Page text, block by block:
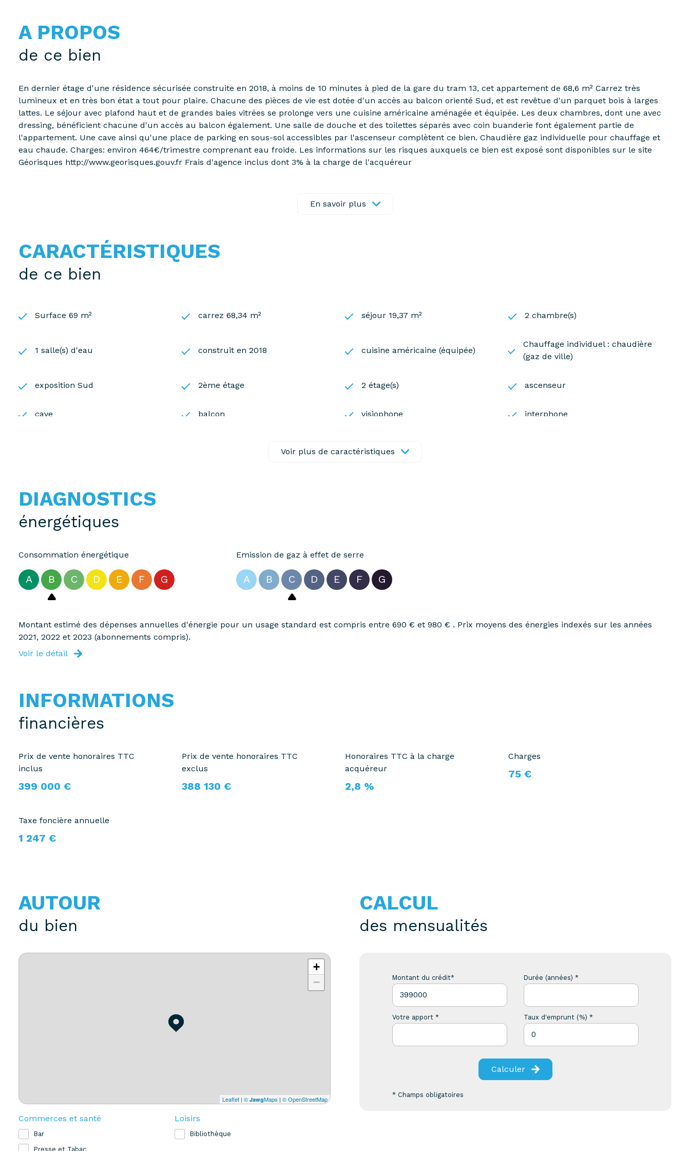
A PROPOS
de ce bien
En dernier étage d'une résidence sécurisée construite en 2018, à moins de 10 minutes à pied de la gare du tram 13, cet appartement de 68,6 m² Carrez très
lumineux et en très bon état a tout pour plaire. Chacune des pièces de vie est dotée d'un accès au balcon orienté Sud, et est revêtue d'un parquet bois à larges
lattes. Le séjour avec plafond haut et de grandes baies vitrées se prolonge vers une cuisine américaine aménagée et équipée. Les deux chambres, dont une avec
dressing, bénéficient chacune d'un accès au balcon également. Une salle de douche et des toilettes séparés avec coin buanderie font également partie de
l'appartement. Une cave ainsi qu'une place de parking en sous-sol accessibles par l'ascenseur complètent ce bien. Chaudière gaz individuelle pour chauffage et
eau chaude. Charges: environ 464€/trimestre comprenant eau froide. Les informations sur les risques auxquels ce bien est exposé sont disponibles sur le site
Géorisques http://www.georisques.gouv.fr Frais d'agence inclus dont 3% à la charge de l'acquéreur
En savoir plus
CARACTÉRISTIQUES
de ce bien
Surface 69 m² carrez 68,34 m² séjour 19,37 m² 2 chambre(s)
1 salle(s) d'eau construit en 2018 cuisine américaine (équipée)
Chauffage individuel : chaudière
(gaz de ville)
exposition Sud 2ème étage 2 étage(s) ascenseur
cave balcon visiophone interphone
Voir plus de caractéristiques
DIAGNOSTICS
énergétiques
Consommation énergétique
A B C D E F G
Emission de gaz à effet de serre
A B C D E F G
Montant estimé des dépenses annuelles d'énergie pour un usage standard est compris entre 690 € et 980 € . Prix moyens des énergies indexés sur les années
2021, 2022 et 2023 (abonnements compris).
Voir le détail
INFORMATIONS
financières
Prix de vente honoraires TTC
inclus
399 000 €
Prix de vente honoraires TTC
exclus
388 130 €
Honoraires TTC à la charge
acquéreur
2,8 %
Charges
75 €
Taxe foncière annuelle
1 247 €
AUTOUR
du bien
+
−
Leaflet | © JawgMaps | © OpenStreetMap
Commerces et santé
Bar
Presse et Tabac
Loisirs
Bibliothèque
CALCUL
des mensualités
Montant du crédit* Durée (années) *
Votre apport * Taux d'emprunt (%) *
Calculer
* Champs obligatoires